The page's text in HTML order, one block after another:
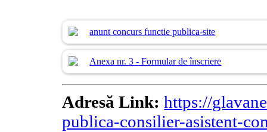
anunt concurs functie publica-site
Anexa nr. 3 - Formular de înscriere
Adresă Link: https://
publica-consilier-asistent-